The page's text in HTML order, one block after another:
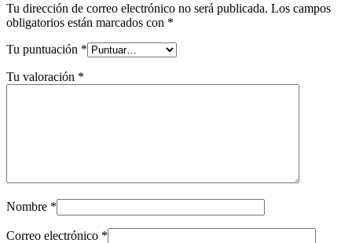
Tu dirección de correo electrónico no será publicada. Los campos
obligatorios están marcados con *
Tu puntuación *
Tu valoración *
Nombre *
Correo electrónico *